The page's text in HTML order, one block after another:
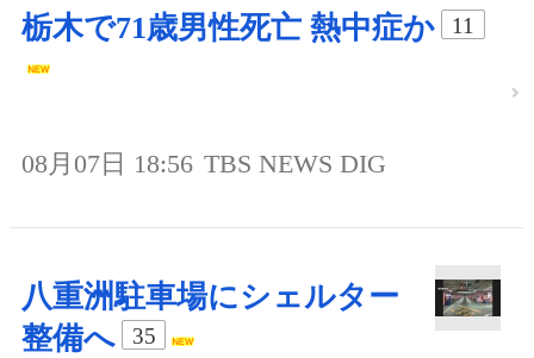
栃木で71歳男性死亡 熱中症か 11
08月07日 18:56 TBS NEWS DIG
八重洲駐車場にシェルター
整備へ
35